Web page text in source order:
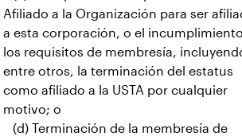
Afiliado a la Organización para ser
a esta corporación, o el
los requisitos de membresía,
entre otros, la terminación del estatus
como afiliado a la USTA por cualquier
motivo; o
(d) Terminación de la membresía de